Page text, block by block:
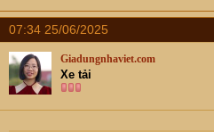
07:34 25/06/2025
Giadungnhaviet.com
Xe tải